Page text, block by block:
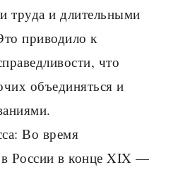
труда и длительными
приводило к
что
объединяться и
Во время
в России в конце XIX —